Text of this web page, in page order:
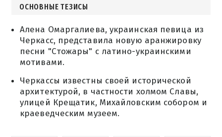
ОСНОВНЫЕ ТЕЗИСЫ
Алена Омаргалиева, украинская певица из
Черкасс, представила новую аранжировку
песни "Стожары" с латино-украинскими
мотивами.
Черкассы известны своей исторической
архитектурой, в частности холмом Славы,
улицей Крещатик, Михайловским собором и
краеведческим музеем.